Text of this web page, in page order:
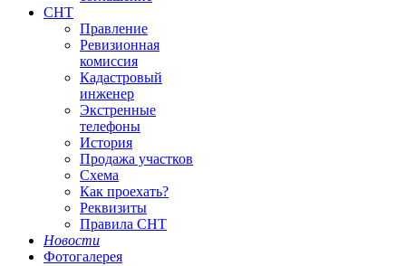
СНТ
Правление
Ревизионная
комиссия
Кадастровый
инженер
Экстренные
телефоны
История
Продажа участков
Схема
Как проехать?
Реквизиты
Правила СНТ
Новости
Фотогалерея